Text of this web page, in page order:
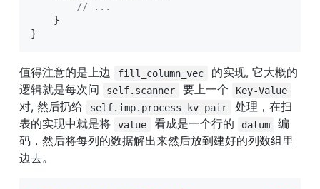
// ...
}
}
值得注意的是上边 fill_column_vec
的实现, 它大概的
逻辑就是每次问
self.scanner 要上一个 Key-Value
对, 然后扔给 self.imp.process_kv_pair
处理，在扫
表的实现中就是将
value 看成是一个行的 datum
编
码，然后将每列的数据解出来然后放到建好的列数组里
边去。